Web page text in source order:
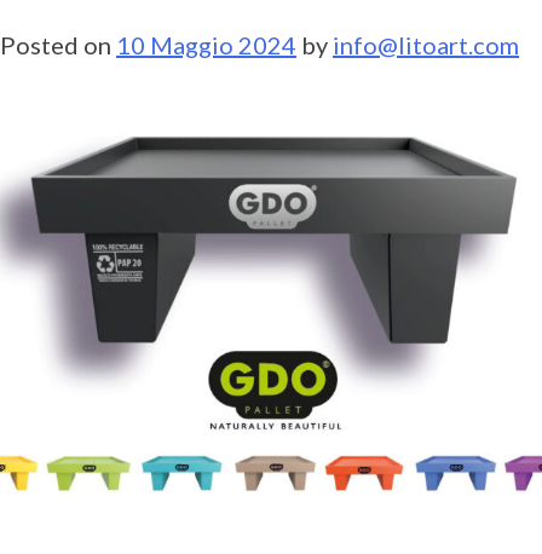
Posted on 10 Maggio 2024 by info@litoart.com